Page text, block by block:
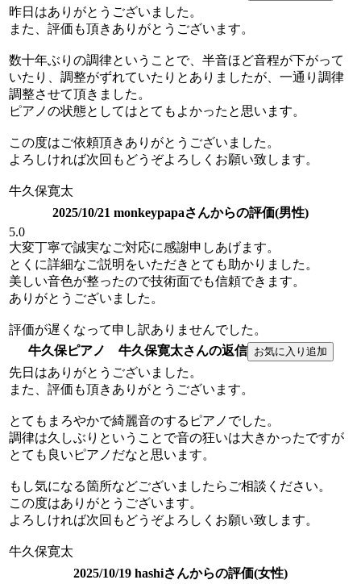
昨日はありがとうございました。
また、評価も頂きありがとうございます。
数十年ぶりの調律ということで、半音ほど音程が下がって
いたり、調整がずれていたりとありましたが、一通り調律
調整させて頂きました。
ピアノの状態としてはとてもよかったと思います。
この度はご依頼頂きありがとうございました。
よろしければ次回もどうぞよろしくお願い致します。
牛久保寛太
2025/10/21 monkeypapaさんからの評価(男性)
5.0
大変丁寧で誠実なご対応に感謝申しあげます。
とくに詳細なご説明をいただきとても助かりました。
美しい音色が整ったので技術面でも信頼できます。
ありがとうございました。
評価が遅くなって申し訳ありませんでした。
牛久保ピアノ 牛久保寛太さんの返信
先日はありがとうございました。
また、評価も頂きありがとうございます。
とてもまろやかで綺麗音のするピアノでした。
調律は久しぶりということで音の狂いは大きかったですが
とても良いピアノだなと思います。
もし気になる箇所などございましたらご相談ください。
この度はありがとうございます。
よろしければ次回もどうぞよろしくお願い致します。
牛久保寛太
2025/10/19 hashiさんからの評価(女性)